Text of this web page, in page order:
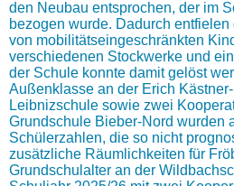
den Neubau entsprochen, der im
bezogen wurde. Dadurch entfielen
von mobilitätseingeschränkten
verschiedenen Stockwerke und
der Schule konnte damit gelöst
Außenklasse an der Erich
Leibnizschule sowie zwei
Grundschule Bieber-Nord wurden
Schülerzahlen, die so nicht
zusätzliche Räumlichkeiten für
Grundschulalter an der